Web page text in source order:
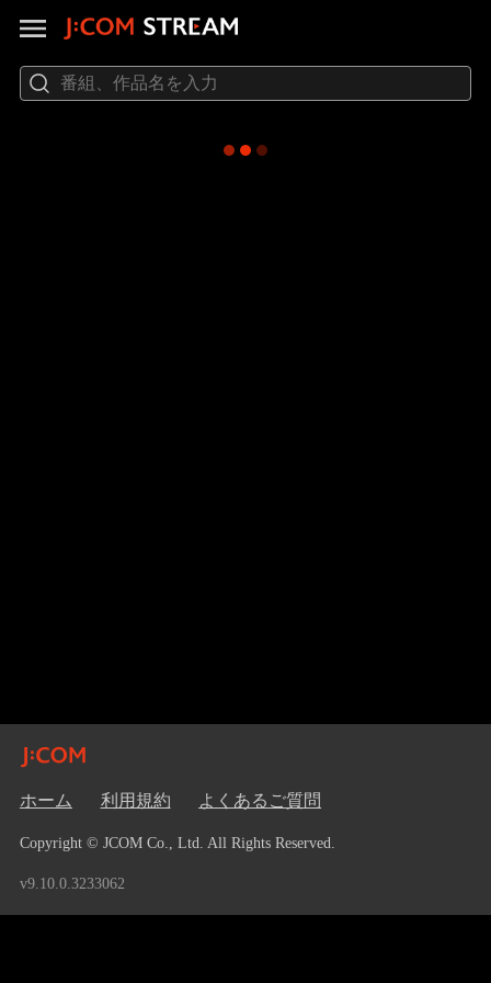
ホーム 利用規約 よくあるご質問
Copyright © JCOM Co., Ltd. All Rights Reserved.
v9.10.0.3233062